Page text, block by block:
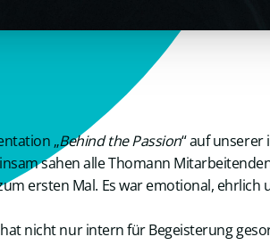
„Behind the Passion“ auf unserer
sahen alle Thomann
ersten Mal. Es war emotional, ehrlich
nicht nur intern für Begeisterung